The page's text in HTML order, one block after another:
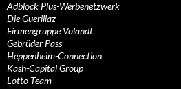
Adblock Plus-Werbenetzwerk
Die Guerillaz
Firmengruppe Volandt
Gebrüder Pass
Heppenheim-Connection
Kash-Capital Group
Lotto-Team